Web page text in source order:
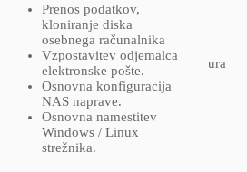
Prenos podatkov,
kloniranje diska
osebnega računalnika
Vzpostavitev odjemalca
elektronske pošte.
Osnovna konfiguracija
NAS naprave.
Osnovna namestitev
Windows / Linux
strežnika.
ura